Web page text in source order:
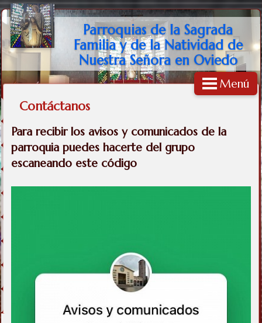
Parroquias de la Sagrada
Familia y de la Natividad de
Nuestra Señora en Oviedo
Menú
Contáctanos
Para recibir los avisos y comunicados de la
parroquia puedes hacerte del grupo
escaneando este código